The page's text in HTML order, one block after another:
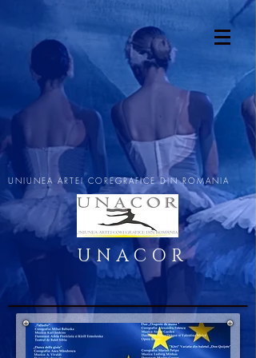
UNIUNEA ARTEI COREGRAFICE DIN ROMANIA
U N A C O R